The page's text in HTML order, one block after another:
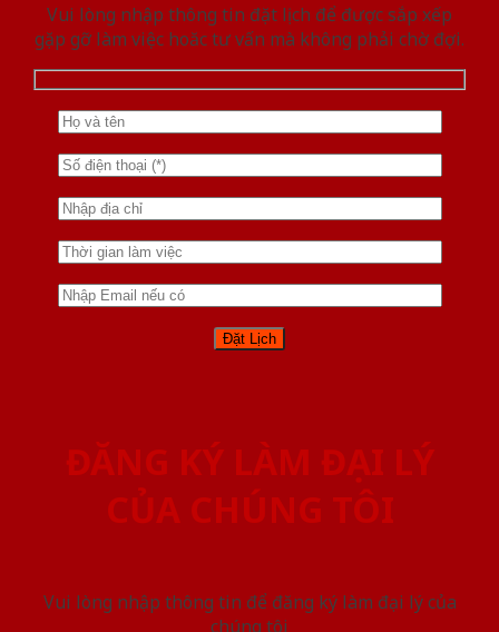
Vui lòng nhập thông tin đặt lịch để được sắp xếp
gặp gỡ làm việc hoăc tư vấn mà không phải chờ đợi.
ĐĂNG KÝ LÀM ĐẠI LÝ
CỦA CHÚNG TÔI
Vui lòng nhập thông tin để đăng ký làm đại lý của
chúng tôi